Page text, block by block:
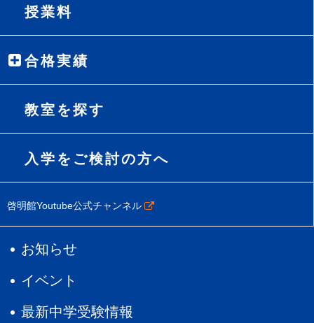
授業料
合格実績
教室を探す
入学をご検討の方へ
啓明館Youtube公式チャンネル
お知らせ
イベント
最新中学受験情報